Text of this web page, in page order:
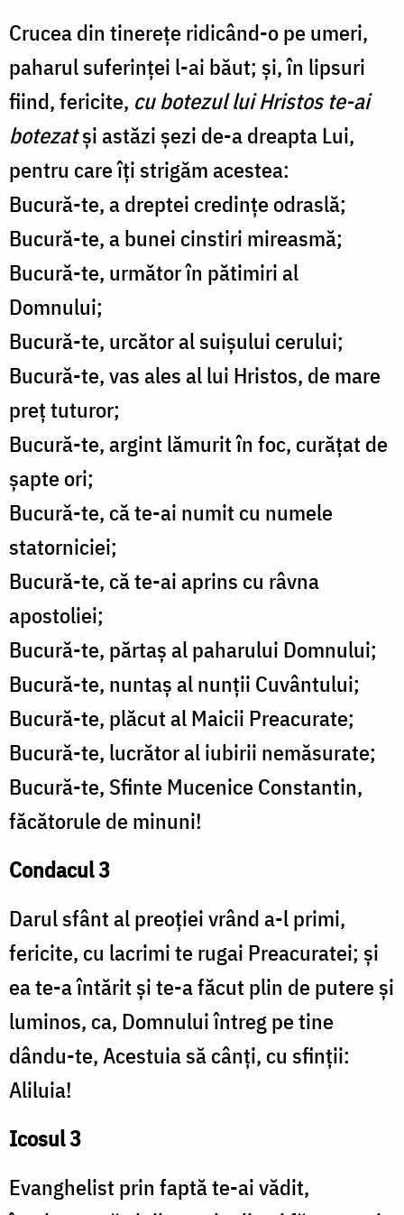
Crucea din tinerețe ridicând-o pe umeri,
paharul suferinței l-ai băut; și, în lipsuri
fiind, fericite, cu botezul lui Hristos te-ai
botezatși astăzi șezi de-a dreapta Lui,
pentru care îți strigăm acestea:
Bucură-te, a dreptei credințe odraslă;
Bucură-te, a bunei cinstiri mireasmă;
Bucură-te, următor în pătimiri al
Domnului;
Bucură-te, urcător al suișului cerului;
Bucură-te, vas ales al lui Hristos, de mare
preț tuturor;
Bucură-te, argint lămurit în foc, curățat de
șapte ori;
Bucură-te, că te-ai numit cu numele
statorniciei;
Bucură-te, că te-ai aprins cu râvna
apostoliei;
Bucură-te, părtaș al paharului Domnului;
Bucură-te, nuntaș al nunții Cuvântului;
Bucură-te, plăcut al Maicii Preacurate;
Bucură-te, lucrător al iubirii nemăsurate;
Bucură-te, Sfinte Mucenice Constantin,
făcătorule de minuni!
Condacul 3
Darul sfânt al preoției vrând a-l primi,
fericite, cu lacrimi te rugai Preacuratei; și
ea te-a întărit și te-a făcut plin de putere și
luminos, ca, Domnului întreg pe tine
dându-te, Acestuia să cânți, cu sfinții:
Aliluia!
Icosul 3
Evanghelist prin faptă te-ai vădit,